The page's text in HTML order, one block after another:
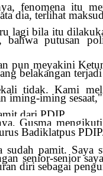
fenomena itu
dia, terlihat
lagi bila itu
bahwa putusan
pun meyakini
belakangan
tidak. Kami
iming-iming
dari PDIP
Gusma
Badiklatpus
sudah pamit. Saya
senior-senior
diri sebagai